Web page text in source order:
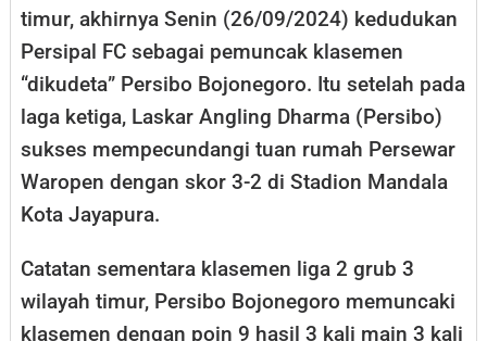
timur, akhirnya Senin (26/09/2024) kedudukan
Persipal FC sebagai pemuncak klasemen
“dikudeta” Persibo Bojonegoro. Itu setelah pada
laga ketiga, Laskar Angling Dharma (Persibo)
sukses mempecundangi tuan rumah Persewar
Waropen dengan skor 3-2 di Stadion Mandala
Kota Jayapura.
Catatan sementara klasemen liga 2 grub 3
wilayah timur, Persibo Bojonegoro memuncaki
klasemen dengan poin 9 hasil 3 kali main 3 kali